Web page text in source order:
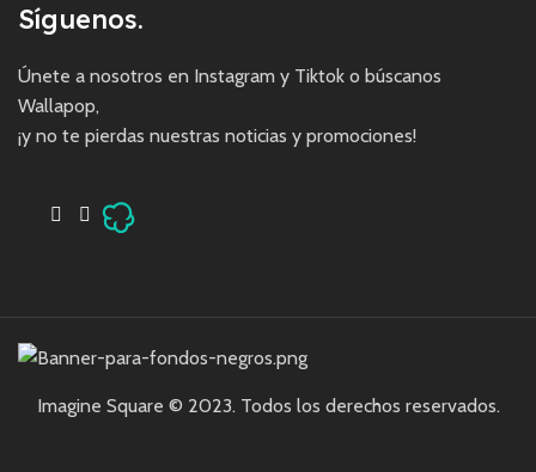
Síguenos.
Únete a nosotros en Instagram y Tiktok o búscanos
Wallapop,
¡y no te pierdas nuestras noticias y promociones!
Imagine Square © 2023. Todos los derechos reservados.